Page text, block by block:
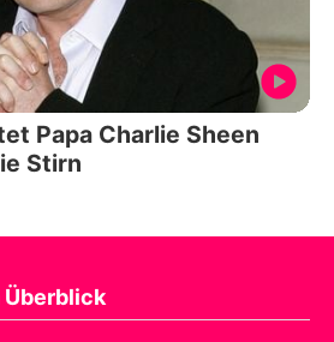
Papa Charlie Sheen
Stirn
Überblick